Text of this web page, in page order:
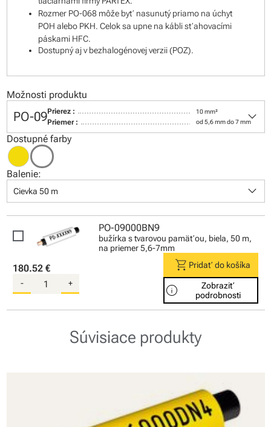
Rozmer PO-068 môže byť nasunutý priamo na úchyt
POH alebo PKH. Celok sa upne na kábli sťahovacími
páskami HFC.
Dostupný aj v bezhalogénovej verzii (POZ).
Možnosti produktu
PO-09Prierez : 10 mm²
Priemer : od 5,6 mm do 7 mm
keyboard_arrow_down
Dostupné farby
Balenie:
Cievka 50 m keyboard_arrow_down
PO-09000BN9
bužírka s tvarovou pamäťou, biela, 50 m,
na priemer 5,6-7mm
180.52 €
- +
shopping_cart Pridať do košíka
info
Zobraziť
podrobnosti
Súvisiace produkty